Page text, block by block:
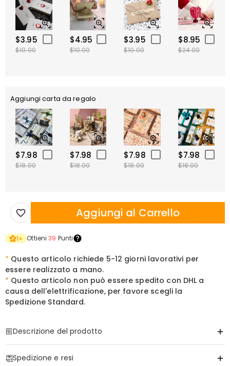
$3.95
$10.00
$4.95
$10.00
$3.95
$10.00
$8.95
$24.00
Aggiungi carta da regalo
$7.98
$18.00
$7.98
$18.00
$7.98
$18.00
$7.98
$18.00
Aggiungi al Carrello
1× Ottieni39 Punti
* Questo articolo richiede 5-12 giorni lavorativi per
essere realizzato a mano.
* Questo articolo non può essere spedito con DHL a
causa dell'elettrificazione, per favore scegli la
Spedizione Standard.
Descrizione del prodotto
Spedizione e resi